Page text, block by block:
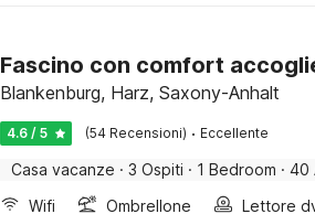
Fascino con comfort
Blankenburg, Harz, Saxony-Anhalt
4.6 / 5 (54 Recensioni) · Eccellente
Casa vacanze · 3 Ospiti · 1 Bedroom · 40
Wifi
Ombrellone Lettore